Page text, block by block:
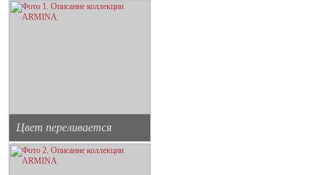
Цвет переливается